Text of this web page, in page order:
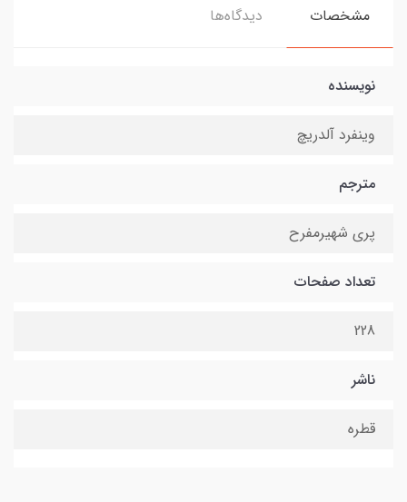
مشخصات دیدگاه‌ها
نویسنده
وینفرد آلدریچ
مترجم
پری شهیرمفرح
تعداد صفحات
228
ناشر
قطره